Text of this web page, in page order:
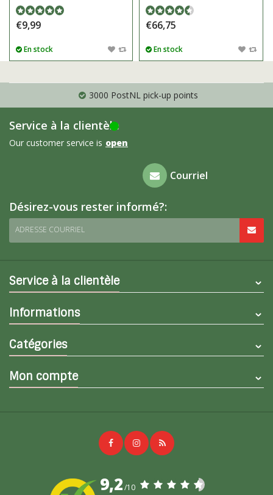
€9,99
En stock
€66,75
En stock
3000 PostNL pick-up points
Service à la clientèle
Our customer service is open
Foire aux
questions
Courriel
Désirez-vous rester informé?:
ADRESSE COURRIEL
Service à la clientèle
Informations
Catégories
Mon compte
9,2/10